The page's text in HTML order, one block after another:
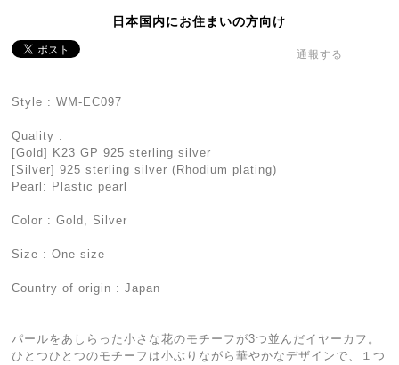
日本国内にお住まいの方向け
通報する
Style : WM-EC097
Quality :
[Gold] K23 GP 925 sterling silver
[Silver] 925 sterling silver (Rhodium plating)
Pearl: Plastic pearl
Color : Gold, Silver
Size : One size
Country of origin : Japan
パールをあしらった小さな花のモチーフが3つ並んだイヤーカフ。
ひとつひとつのモチーフは小ぶりながら華やかなデザインで、１つ